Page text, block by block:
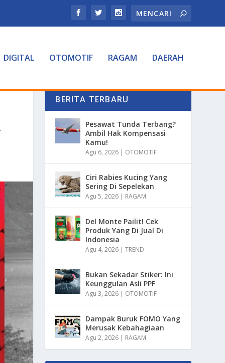
DIGITAL OTOMOTIF RAGAM DAERAH
BERITA TERBARU
Pesawat Tunda Terbang?
Ambil Hak Kompensasi
Kamu!
Agu 6, 2026 | OTOMOTIF
Ciri Rabies Kucing Yang
Sering Di Sepelekan
Agu 5, 2026 | RAGAM
Del Monte Pailit! Cek
Produk Yang Di Jual Di
Indonesia
Agu 4, 2026 |TREND
Bukan Sekadar Stiker: Ini
Keunggulan Asli PPF
Agu 3, 2026 | OTOMOTIF
Dampak Buruk FOMO Yang
Merusak Kebahagiaan
Agu 2, 2026 | RAGAM